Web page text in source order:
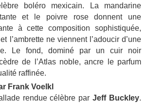
boléro mexicain. La mandarine
et le poivre rose donnent une
à cette composition sophistiquée,
l’ambrette ne viennent l’adoucir d’une
Le fond, dominé par un cuir noir
de l’Atlas noble, ancre le parfum
raffinée.
Frank Voelkl
rendue célèbre parJeff Buckley.